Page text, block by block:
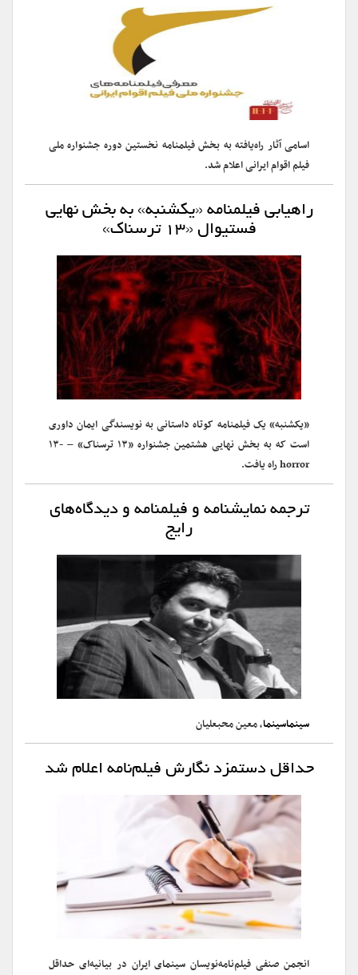
اسامی آثار راه‌یافته به بخش فیلمنامه نخستین دوره جشنواره ملی
فیلم اقوام ایرانی اعلام شد.
راهیابی فیلمنامه «یکشنبه» به بخش نهایی
فستیوال «۱۳ ترسناک»
«یکشنبه» یک فیلمنامه کوتاه داستانی به نویسندگی ایمان داوری
است که به بخش نهایی هشتمین جشنواره «۱۳ ترسناک» – -۱۳
horror راه یافت.
ترجمه نمایشنامه و فیلمنامه و دیدگاه‌های
رایج
سینماسینما، معین محبعلیان
حداقل دستمزد نگارش فیلم‌نامه اعلام شد
انجمن صنفی فیلم‌نامه‌نویسان سینمای ایران در بیانیه‌ای حداقل